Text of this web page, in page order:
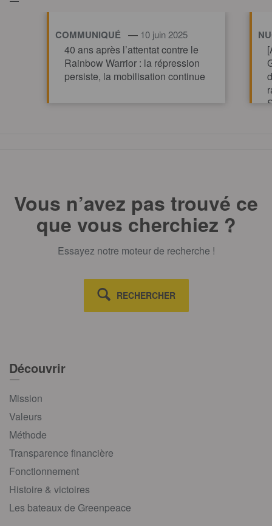
COMMUNIQUÉ — 10 juin 2025
40 ans après l’attentat contre le
Rainbow Warrior : la répression
persiste, la mobilisation continue
Vous n’avez pas trouvé ce
que vous cherchiez ?
Essayez notre moteur de recherche !
RECHERCHER
Découvrir
Mission
Valeurs
Méthode
Transparence financière
Fonctionnement
Histoire & victoires
Les bateaux de Greenpeace